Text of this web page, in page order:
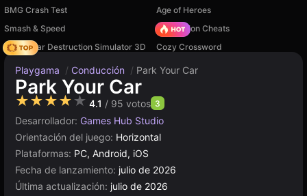
BMG Crash Test
Age of Heroes
Smash & Speed
PVZ Fusion Cheats
Online Car Destruction Simulator 3D
Cozy Crossword
Playgama / Conducción / Park Your Car
Park Your Car
★★★★★ 4.1 / 95 votos 3
Desarrollador: Games Hub Studio
Orientación del juego: Horizontal
Plataformas: PC, Android, iOS
Fecha de lanzamiento: julio de 2026
Última actualización: julio de 2026